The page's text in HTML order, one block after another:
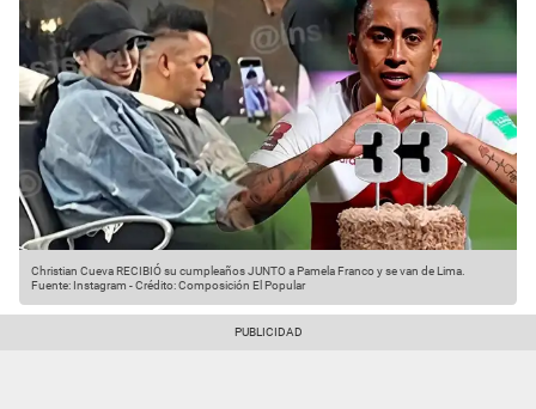
Christian Cueva RECIBIÓ su cumpleaños JUNTO a Pamela Franco y se van de Lima.
Fuente: Instagram -Crédito: Composición El Popular